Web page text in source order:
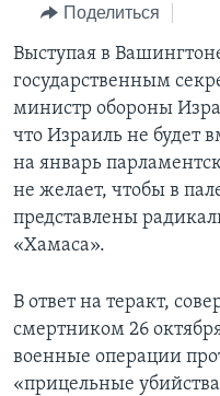
навигации
Перейти
поиск
НОВОСТИ ЗА МИНУТУ
ИТОГИ
ПОЧЕМУ ЭТО ВАЖНО?
ДИСКУССИЯ VOA
ДЕТАЛИ
АМЕРИКА. БОЛЬШОЕ
УЧИМ АНГЛИЙСКИЙ
НАША АМЕРИКАНСКАЯ
А КАК В АМЕРИКЕ?
АРТЕФАКТЫ
АМЕРИКАНСКИЕ
ЭКСПЕРТИЗА
ИНТЕРВЬЮ
ФАКТЫ ПРОТИВ
ЗА СВОБОДУ ПРЕССЫ
УЧИМ АНГЛИЙСКИЙ
ВИДЕО
ПОДПИСКА НА
Learning English
СОЦИАЛЬНЫЕ СЕТИ
Поделиться
Выступая в
государственным
министр обороны
что Израиль не будет
на январь
не желает, чтобы в
представлены
«Хамаса».
В ответ на теракт,
смертником 26
военные операции
«прицельные